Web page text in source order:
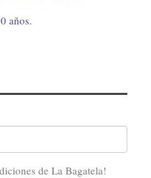
años.
de La Bagatela!